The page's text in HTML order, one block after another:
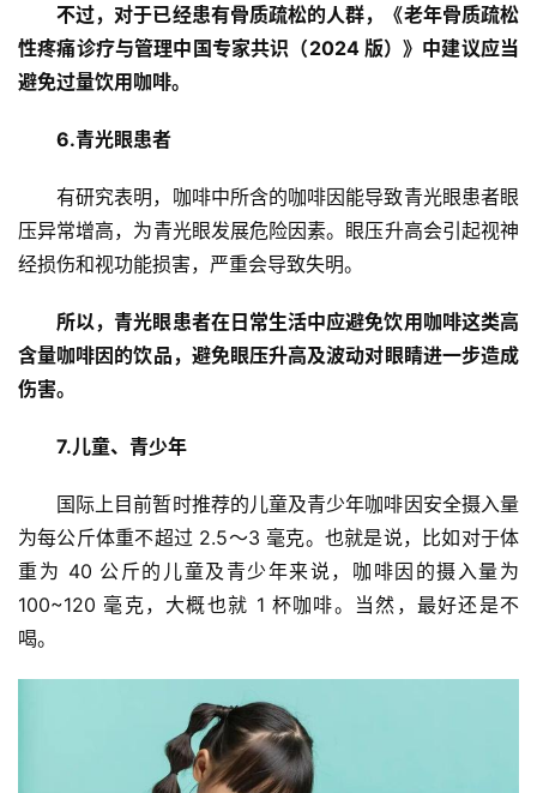
首
章
分
类
专
题
列
讯
更
页
面
投稿
不过，对于已经患有骨质疏松的人群，《老年骨质疏松
性疼痛诊疗与管理中国专家共识（2024 版）》中建议应当
避免过量饮用咖啡。
6.青光眼患者
有研究表明，咖啡中所含的咖啡因能导致青光眼患者眼
压异常增高，为青光眼发展危险因素。眼压升高会引起视神
经损伤和视功能损害，严重会导致失明。
所以，青光眼患者在日常生活中应避免饮用咖啡这类高
含量咖啡因的饮品，避免眼压升高及波动对眼睛进一步造成
伤害。
7.儿童、青少年
国际上目前暂时推荐的儿童及青少年咖啡因安全摄入量
为每公斤体重不超过 2.5～3 毫克。也就是说，比如对于体
重为 40 公斤的儿童及青少年来说，咖啡因的摄入量为
100~120 毫克，大概也就 1 杯咖啡。当然，最好还是不
喝。